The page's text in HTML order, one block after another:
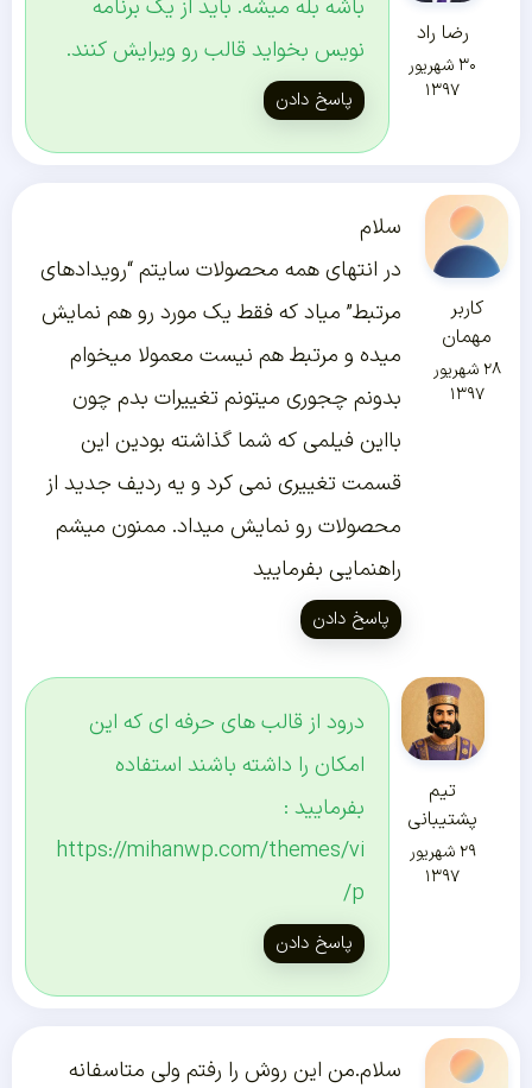
رضا راد
۳۰ شهریور
۱۳۹۷
باشه بله میشه. باید از یک برنامه
نویس بخواید قالب رو ویرایش کنند.
پاسخ دادن
کاربر
مهمان
۲۸ شهریور
۱۳۹۷
سلام
در انتهای همه محصولات سایتم “رویدادهای
مرتبط” میاد که فقط یک مورد رو هم نمایش
میده و مرتبط هم نیست معمولا میخوام
بدونم چجوری میتونم تغییرات بدم چون
بااین فیلمی که شما گذاشته بودین این
قسمت تغییری نمی کرد و یه ردیف جدید از
محصولات رو نمایش میداد. ممنون میشم
راهنمایی بفرمایید
پاسخ دادن
تیم
پشتیبانی
۲۹ شهریور
۱۳۹۷
درود از قالب های حرفه ای که این
امکان را داشته باشند استفاده
بفرمایید :
https://mihanwp.com/themes/vi
p/
پاسخ دادن
سلام.من این روش را رفتم ولی متاسفانه